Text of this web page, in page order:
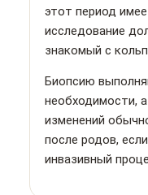
этот период
исследование
знакомый с
Биопсию
необходимости,
изменений
после родов,
инвазивный